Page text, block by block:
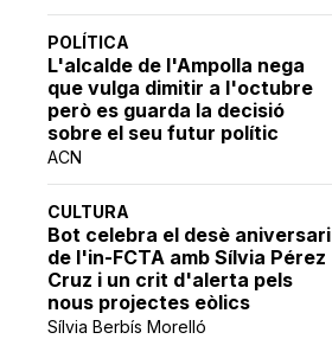
POLÍTICA
L'alcalde de l'Ampolla nega
que vulga dimitir a l'octubre
però es guarda la decisió
sobre el seu futur polític
ACN
CULTURA
Bot celebra el desè aniversari
de l'in-FCTA amb Sílvia Pérez
Cruz i un crit d'alerta pels
nous projectes eòlics
Sílvia Berbís Morelló